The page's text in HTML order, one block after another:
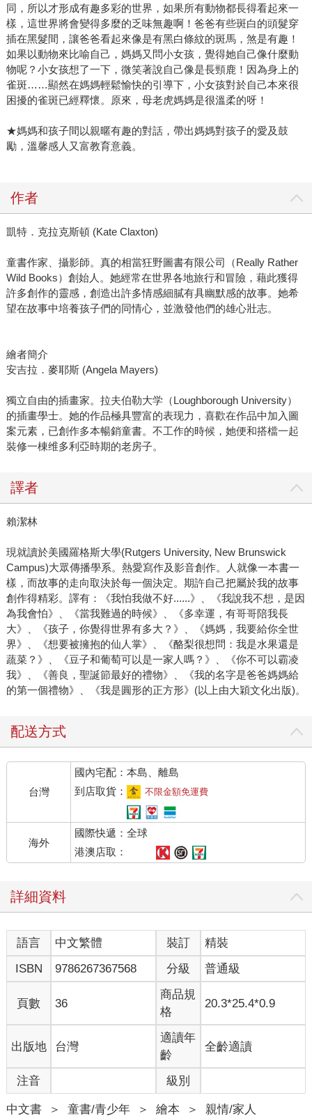
同，所以才形成有趣多彩的世界，如果所有動物都長得看起來一
樣，這世界將會變得多麼的乏味無趣啊！爸爸有些斑白的頭髮穿
插在黑髮間，讓爸爸看起來像是有黑白條紋的斑馬，煞是有趣！
如果以動物來比喻自己，媽媽又問小女孩，覺得她自己像什麼動
物呢？小女孩想了一下，微笑著說自己像是長頸鹿！因為身上的
雀斑……顯然在媽媽輕鬆愉快的引導下，小女孩對於自己本來很
困擾的雀斑已經釋懷。原來，母老虎媽媽是很溫柔的呀！
★媽媽和孩子間以親暱有趣的對話，帶出媽媽對孩子的愛及鼓
勵，溫馨感人又富教育意義。
作者
凱特．克拉克斯頓 (Kate Claxton)
童書作家、攝影師。真的相當狂野圖書有限公司（Really Rather
Wild Books）創始人。她經常在世界各地旅行和冒險，藉此獲得
許多創作的靈感，創造出許多情感細膩有具幽默感的故事。她希
望在故事中培養孩子們的同情心，並激發他們的雄心壯志。
繪者簡介
安吉拉．麥耶斯 (Angela Mayers)
獨立自由的插畫家。拉夫伯勒大学（Loughborough University）
的插畫學士。她的作品極具豐富的表现力，喜歡在作品中加入圖
案元素，已創作多本暢銷童書。不工作的時候，她便和搭檔一起
裝修一棟维多利亞時期的老房子。
譯者
賴潔林
現就讀於美國羅格斯大學(Rutgers University, New Brunswick
Campus)大眾傳播學系。熱愛寫作及影音創作。人就像一本書一
樣，而故事的走向取決於每一個決定。期許自己把屬於我的故事
創作得精彩。譯有：《我怕我做不好......》、《我說我不想，是因
為我會怕》、《當我難過的時候》、《多幸運，有哥哥陪我長
大》、《孩子，你覺得世界有多大？》、《媽媽，我要給你全世
界》、《想要被擁抱的仙人掌》、《酪梨很想問：我是水果還是
蔬菜？》、《豆子和葡萄可以是一家人嗎？》、《你不可以霸凌
我》、《善良，聖誕節最好的禮物》、《我的名字是爸爸媽媽給
的第一個禮物》、《我是圓形的正方形》(以上由大穎文化出版)。
配送方式
台灣
國內宅配：本島、離島
到店取貨：
不限金額免運費
海外
國際快遞：全球
港澳店取：
詳細資料
語言 中文繁體 裝訂
精裝
ISBN
9786267367568 分級 普通級
頁數 36
商品規
格
20.3*25.4*0.9
出版地 台灣
適讀年
齡
全齡適讀
注音 級別
中文書 ＞ 童書/青少年 ＞ 繪本 ＞ 親情/家人